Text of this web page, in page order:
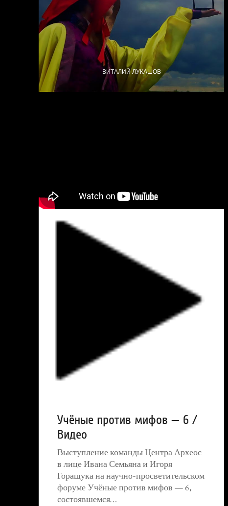
ВИТАЛИЙ ЛУКАШОВ
Учёные против мифов — 6 /
Видео
Выступление команды Центра Археос
в лице Ивана Семьяна и Игоря
Горащука на научно-просветительском
форуме Учёные против мифов — 6,
состоявшемся…